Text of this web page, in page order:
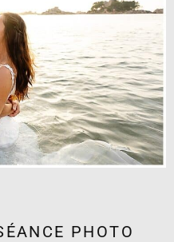
PHOTO